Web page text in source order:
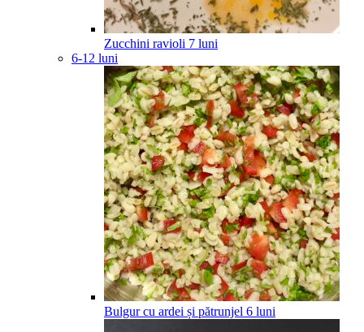
Zucchini ravioli 7 luni
6-12 luni
Bulgur cu ardei și pătrunjel 6 luni